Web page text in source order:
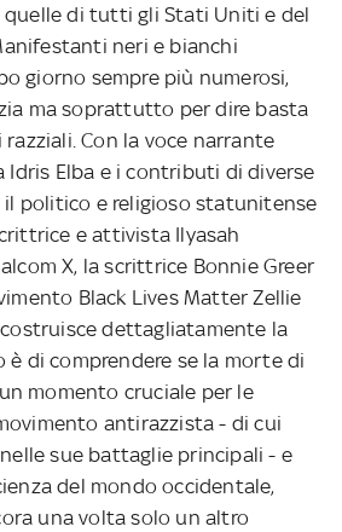
quelle di tutti gli Stati Uniti e del
neri e bianchi
giorno sempre più numerosi,
ma soprattutto per dire basta
Con la voce narrante
Idris Elba e i contributi di diverse
politico e religioso statunitense
e attivista Ilyasah
X, la scrittrice Bonnie Greer
Black Lives Matter Zellie
dettagliatamente la
è di comprendere se la morte di
momento cruciale per le
antirazzista - di cui
sue battaglie principali - e
del mondo occidentale,
una volta solo un altro